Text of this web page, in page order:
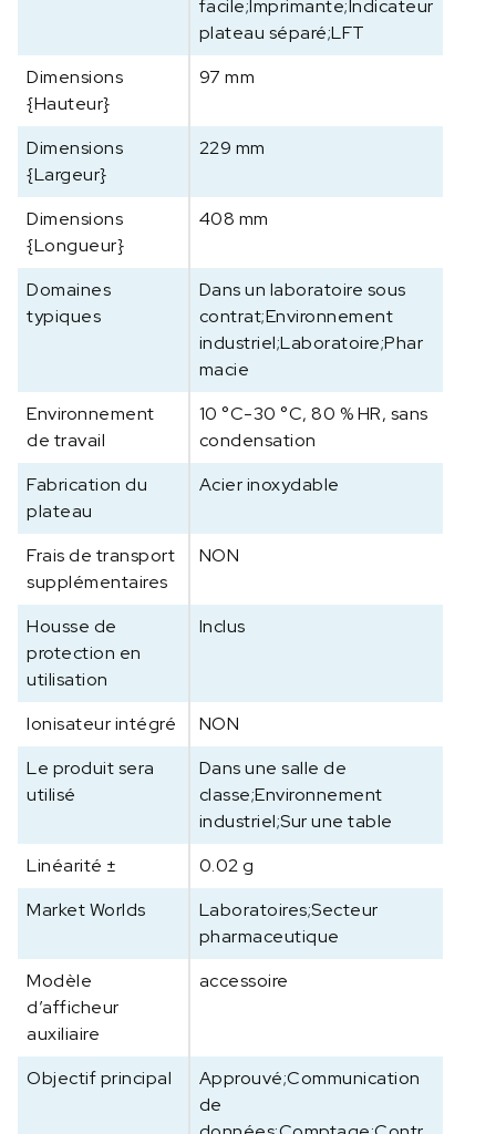
facile;Imprimante;Indicateur
plateau séparé;LFT
Dimensions
{Hauteur}
97 mm
Dimensions
{Largeur}
229 mm
Dimensions
{Longueur}
408 mm
Domaines
typiques
Dans un laboratoire sous
contrat;Environnement
industriel;Laboratoire;Phar
macie
Environnement
de travail
10 °C-30 °C, 80 % HR, sans
condensation
Fabrication du
plateau
Acier inoxydable
Frais de transport
supplémentaires
NON
Housse de
protection en
utilisation
Inclus
Ionisateur intégré
NON
Le produit sera
utilisé
Dans une salle de
classe;Environnement
industriel;Sur une table
Linéarité ±
0.02 g
Market Worlds
Laboratoires;Secteur
pharmaceutique
Modèle
d’afficheur
auxiliaire
accessoire
Objectif principal
Approuvé;Communication
de